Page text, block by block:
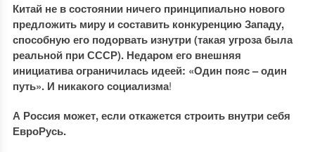
Китай не в состоянии ничего принципиально нового
предложить миру и составить конкуренцию Западу,
способную его подорвать изнутри (такая угроза была
реальной при СССР). Недаром его внешняя
инициатива ограничилась идеей: «Один пояс – один
путь». И никакого социализма!
А Россия может, если откажется строить внутри себя
ЕвроРусь.